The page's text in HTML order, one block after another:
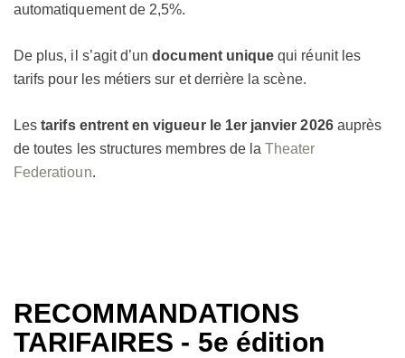
automatiquement de 2,5%.
De plus, il s’agit d’undocument unique qui réunit les
tarifs pour les métiers sur et derrière la scène.
Lestarifs entrent en vigueur le 1er janvier 2026auprès
de toutes les structures membres de laTheater
Federatioun.
RECOMMANDATIONS
TARIFAIRES - 5e édition